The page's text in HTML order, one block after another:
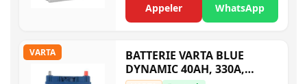
Appeler WhatsApp
VARTA
BATTERIE VARTA BLUE
DYNAMIC 40AH, 330A,